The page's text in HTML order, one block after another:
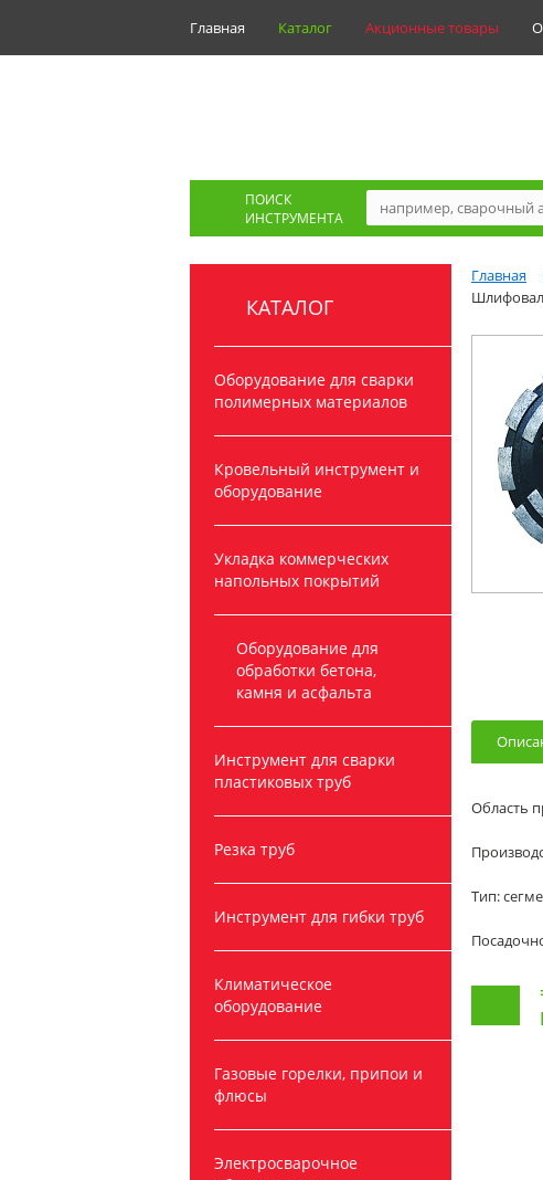
Главная Каталог Акционные товары
ПОИСК
ИНСТРУМЕНТА
КАТАЛОГ
Оборудование для сварки
полимерных материалов
Кровельный инструмент и
оборудование
Укладка коммерческих
напольных покрытий
Оборудование для
обработки бетона,
камня и асфальта
Инструмент для сварки
пластиковых труб
Резка труб
Инструмент для гибки труб
Климатическое
оборудование
Газовые горелки, припои и
флюсы
Электросварочное
Главная
Область
Тип: